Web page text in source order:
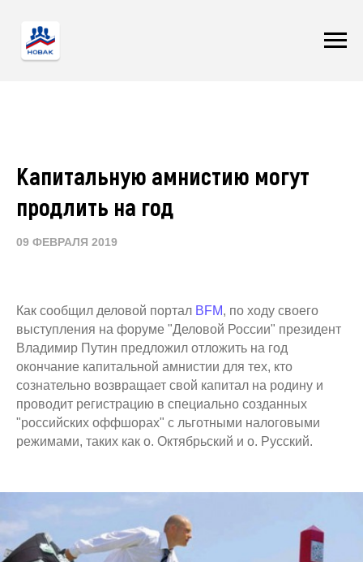
Капитальную амнистию могут
продлить на год
09 ФЕВРАЛЯ 2019
Как сообщил деловой портал BFM, по ходу своего
выступления на форуме "Деловой России" президент
Владимир Путин предложил отложить на год
окончание капитальной амнистии для тех, кто
сознательно возвращает свой капитал на родину и
проводит регистрацию в специально созданных
"российских оффшорах" с льготными налоговыми
режимами, таких как о. Октябрьский и о. Русский.